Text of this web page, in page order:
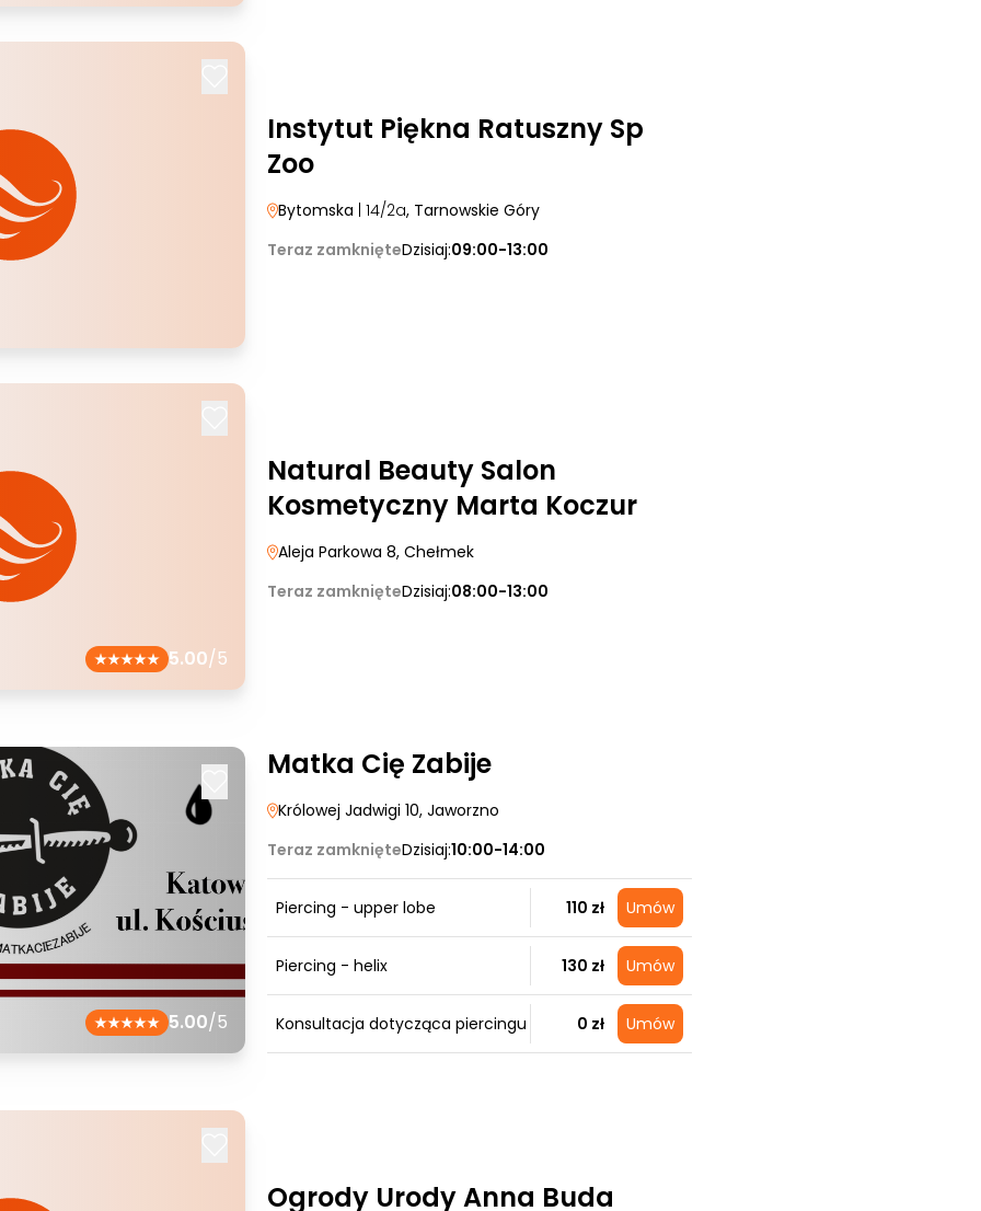
Instytut Piękna Ratuszny Sp
Zoo
Bytomska | 14/2a, Tarnowskie Góry
Teraz zamknięteDzisiaj:09:00-13:00
5.00/5
Natural Beauty Salon
Kosmetyczny Marta Koczur
Aleja Parkowa 8, Chełmek
Teraz zamknięteDzisiaj:08:00-13:00
5.00/5
Matka Cię Zabije
Królowej Jadwigi 10, Jaworzno
Teraz zamknięteDzisiaj:10:00-14:00
Piercing - upper lobe 110 zł Umów
Piercing - helix 130 zł Umów
Konsultacja dotycząca piercingu 0 zł Umów
Ogrody Urody Anna Buda